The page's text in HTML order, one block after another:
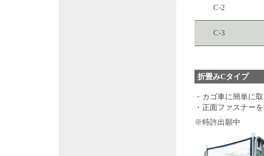
C-2
C-3
折畳みCタイプ
・カゴ車に簡単に
・正面ファスナー
※特許出願中